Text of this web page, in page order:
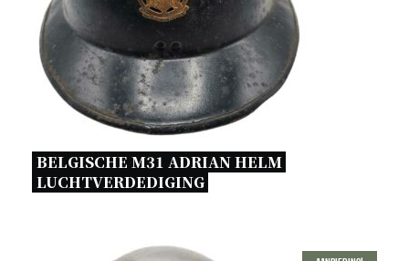
BELGISCHE M31 ADRIAN HELM
LUCHTVERDEDIGING